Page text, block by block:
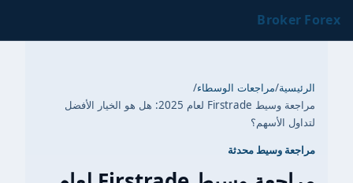
Broker Forex
الرئيسية/مراجعات الوسطاء/
مراجعة وسيط Firstrade لعام 2025: هل هو الخيار الأفضل
لتداول الأسهم؟
مراجعة وسيط محدثة